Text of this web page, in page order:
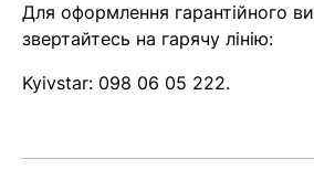
Для оформлення гарантійного
звертайтесь на гарячу лінію:
Kyivstar: 098 06 05 222.